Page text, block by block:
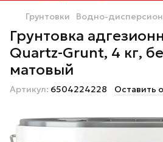
Грунтовки Водно-
Грунтовка
Quartz-Grunt, 4 кг,
матовый
Артикул: 6504224228 Оставить